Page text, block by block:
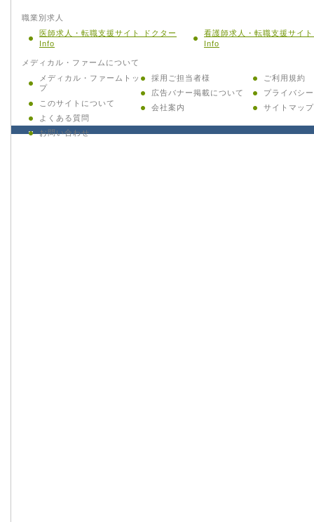
職業別求人
医師求人・転職支援サイト ドクター
Info
看護師求人・転職支援サイ
Info
メディカル・ファームについて
メディカル・ファームトッ
プ
このサイトについて
よくある質問
お問い合わせ
採用ご担当者様
広告バナー掲載について
会社案内
ご利用規約
プライバシ
サイトマップ